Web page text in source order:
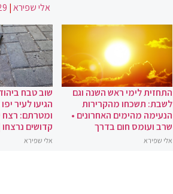
אלי שפירא|
התחזית לימי ראש השנה וגם
לשבת: תשכחו מהקרירות
הנעימה מהימים האחרונים •
שרב ועומס חום בדרך
אלי שפירא
שוב טבח
הגיעו לעיר
ומטרתם: רצח
קדושים
אלי שפירא